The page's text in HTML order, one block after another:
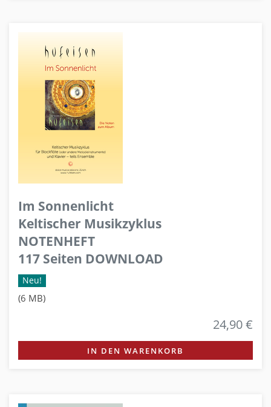
Im Sonnenlicht
Keltischer Musikzyklus
NOTENHEFT
117 Seiten DOWNLOAD
Neu!
(6 MB)
24,90 €
IN DEN WARENKORB